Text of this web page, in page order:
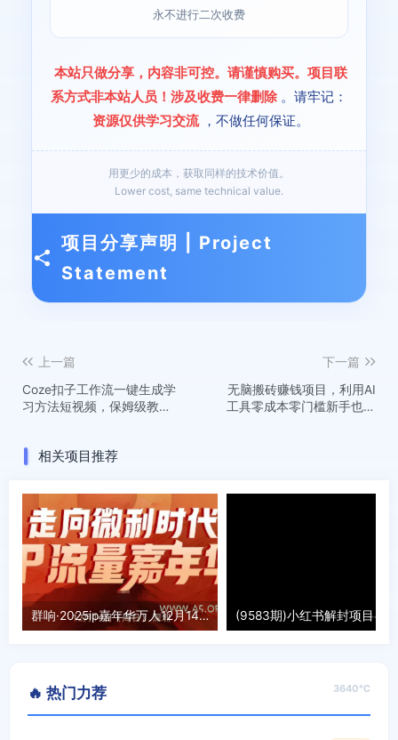
永不进行二次收费
本站只做分享，内容非可控。请谨慎购买。项目联
系方式非本站人员！涉及收费一律删除 。请牢记：
资源仅供学习交流 ，不做任何保证。
用更少的成本，获取同样的技术价值。
Lower cost, same technical value.
项目分享声明 | Project
Statement
上一篇
Coze扣子工作流一键生成学
习方法短视频，保姆级教程-
下一篇
无脑搬砖赚钱项目，利用AI
工具零成本零门槛新手也能
相关项目推荐
群响·2025ip嘉年华万人12月14深圳线下课
🔥 热门力荐 3640℃